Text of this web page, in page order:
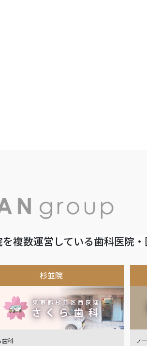
複数運営している歯科医院・
杉並院
歯科
ノ